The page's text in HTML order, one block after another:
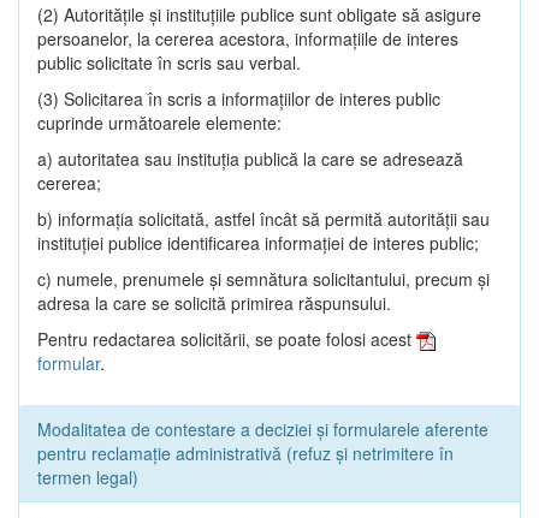
(2) Autorităţile şi instituţiile publice sunt obligate să asigure
persoanelor, la cererea acestora, informaţiile de interes
public solicitate în scris sau verbal.
(3) Solicitarea în scris a informaţiilor de interes public
cuprinde următoarele elemente:
a) autoritatea sau instituţia publică la care se adresează
cererea;
b) informaţia solicitată, astfel încât să permită autorităţii sau
instituţiei publice identificarea informaţiei de interes public;
c) numele, prenumele şi semnătura solicitantului, precum şi
adresa la care se solicită primirea răspunsului.
Pentru redactarea solicitării, se poate folosi acest
formular.
Modalitatea de contestare a deciziei și formularele aferente
pentru reclamație administrativă (refuz și netrimitere în
termen legal)